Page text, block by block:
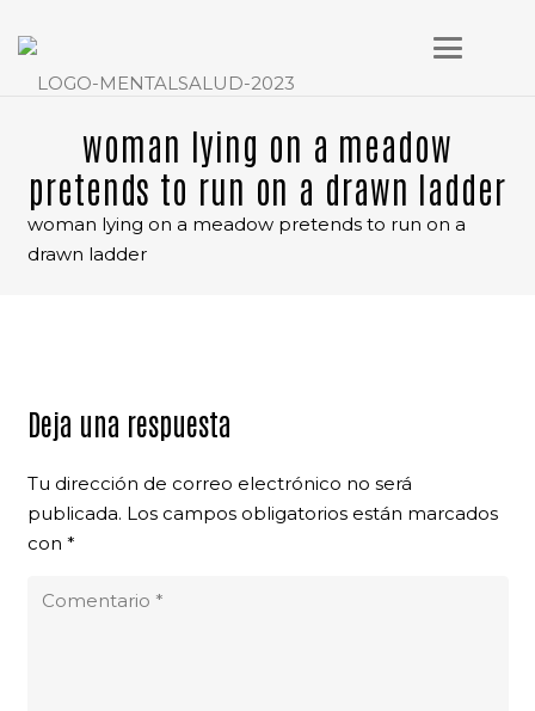
woman lying on a meadow
pretends to run on a drawn ladder
woman lying on a meadow pretends to run on a
drawn ladder
Deja una respuesta
Tu dirección de correo electrónico no será
publicada. Los campos obligatorios están marcados
con *